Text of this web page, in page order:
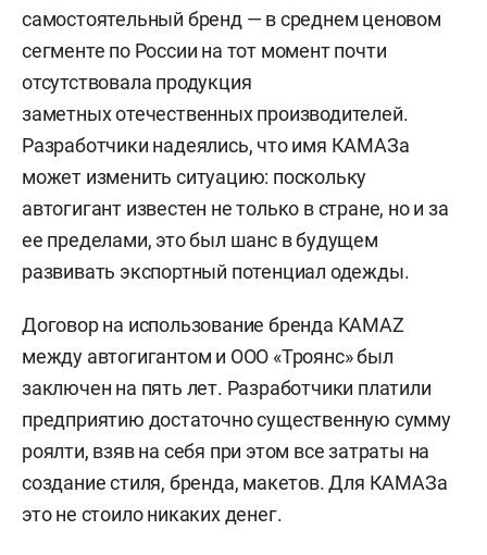
самостоятельный бренд — в среднем ценовом
сегменте по России на тот момент почти
отсутствовала продукция
заметных отечественных производителей.
Разработчики надеялись, что имя КАМАЗа
может изменить ситуацию: поскольку
автогигант известен не только в стране, но и за
ее пределами, это был шанс в будущем
развивать экспортный потенциал одежды.
Договор на использование бренда KAMAZ
между автогигантом и ООО «Троянс» был
заключен на пять лет. Разработчики платили
предприятию достаточно существенную сумму
роялти, взяв на себя при этом все затраты на
создание стиля, бренда, макетов. Для КАМАЗа
это не стоило никаких денег.